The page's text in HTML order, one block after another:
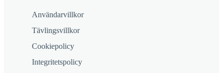
Användarvillkor
Tävlingsvillkor
Cookiepolicy
Integritetspolicy